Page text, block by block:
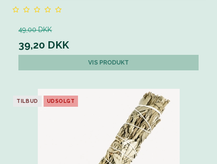
49,00 DKK
39,20 DKK
VIS PRODUKT
TILBUD UDSOLGT